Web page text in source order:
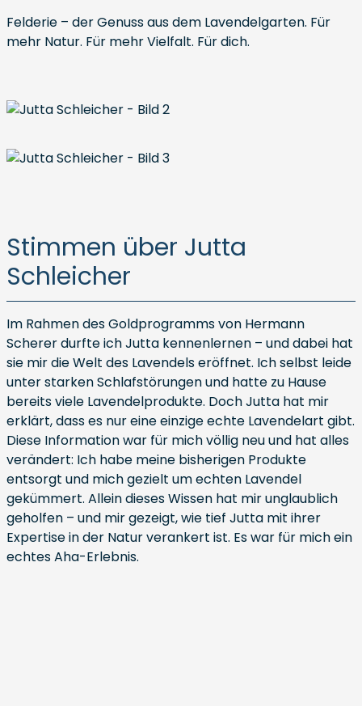
Felderie – der Genuss aus dem Lavendelgarten. Für
mehr Natur. Für mehr Vielfalt. Für dich.
Stimmen über Jutta
Schleicher
Im Rahmen des Goldprogramms von Hermann
Scherer durfte ich Jutta kennenlernen – und dabei hat
sie mir die Welt des Lavendels eröffnet. Ich selbst leide
unter starken Schlafstörungen und hatte zu Hause
bereits viele Lavendelprodukte. Doch Jutta hat mir
erklärt, dass es nur eine einzige echte Lavendelart gibt.
Diese Information war für mich völlig neu und hat alles
verändert: Ich habe meine bisherigen Produkte
entsorgt und mich gezielt um echten Lavendel
gekümmert. Allein dieses Wissen hat mir unglaublich
geholfen – und mir gezeigt, wie tief Jutta mit ihrer
Expertise in der Natur verankert ist. Es war für mich ein
echtes Aha-Erlebnis.